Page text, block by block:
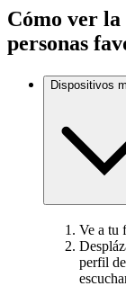
Cómo ver
personas
Dispositivos
Ve a tu
perfil